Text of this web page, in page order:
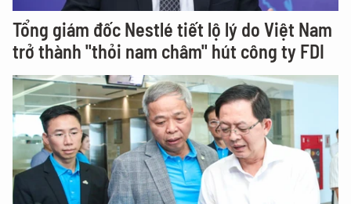
Tổng giám đốc Nestlé tiết lộ lý do Việt Nam
trở thành "thỏi nam châm" hút công ty FDI